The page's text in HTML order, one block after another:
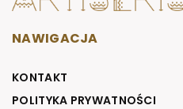
NAWIGACJA
KONTAKT
POLITYKA PRYWATNOŚCI